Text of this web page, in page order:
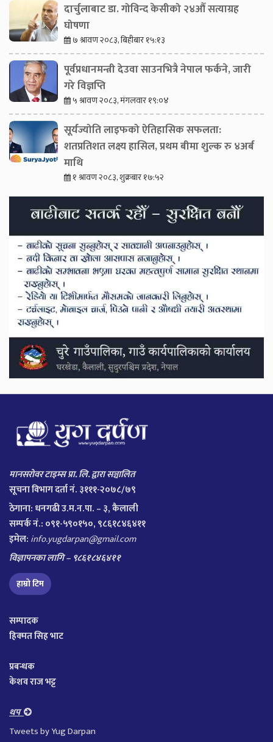
दार्चुलाबाट डा. गोविन्द केसीको २४औँ सत्याग्रह
घोषणा
७ श्रावण २०८३, बिहीबार १५:१३
पूर्वप्रधानमन्त्री देउवा साउनभित्रै नेपाल फर्कने, जारी
गरे विज्ञप्ति
५ श्रावण २०८३, मंगलवार १९:०४
सूर्यज्योति लाइफको ऐतिहासिक सफलता:
शतप्रतिशत लक्ष्य हासिल, प्रथम बीमा शुल्क रु ४अर्ब
माथि
१ श्रावण २०८३, शुक्रबार १७:५२
मानसरोवर टाइम्स प्रा. लि. द्वारा सञ्चालित
सूचना विभाग दर्ता नं. ३१११-२०७८/७९
ठेगाना: धनगढी उ.म.न.पा. – ३, कैलाली
सम्पर्क नं.: ०९१-५९०१५०, ९८६१८४६४११
इमेल: info.yugdarpan@gmail.com
विज्ञापनका लागि – ९८६१८४६४११
हाम्रो टिम
सम्पादक
हिक्मत सिह भाट
प्रबन्धक
केशव राज भट्ट
थप
Tweets by Yug Darpan